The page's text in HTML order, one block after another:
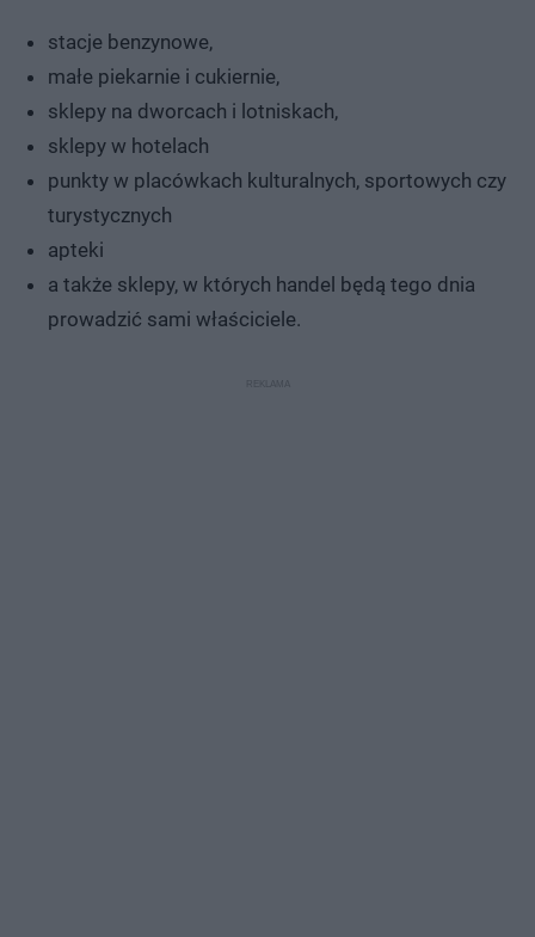
stacje benzynowe,
małe piekarnie i cukiernie,
sklepy na dworcach i lotniskach,
sklepy w hotelach
punkty w placówkach kulturalnych, sportowych czy
turystycznych
apteki
a także sklepy, w których handel będą tego dnia
prowadzić sami właściciele.